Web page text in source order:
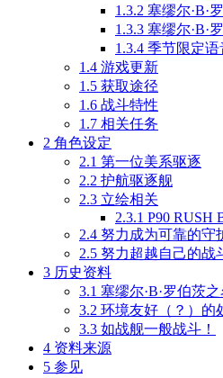
1.3.2 塞缪尔·B·
1.3.3 塞缪尔·B·
1.3.4 季节限定语
1.4 游戏更新
1.5 获取途径
1.6 战斗特性
1.7 相关任务
2 角色设定
2.1 第一位美系驱逐
2.2 护航驱逐舰
2.3 立绘相关
2.3.1 P90 RUSH
2.4 努力成为可靠的守
2.5 努力超越自己的战
3 历史资料
3.1 塞缪尔·B·罗伯茨之
3.2 环境友好（？）的
3.3 如战舰一般战斗！
4 资料来源
5 参见